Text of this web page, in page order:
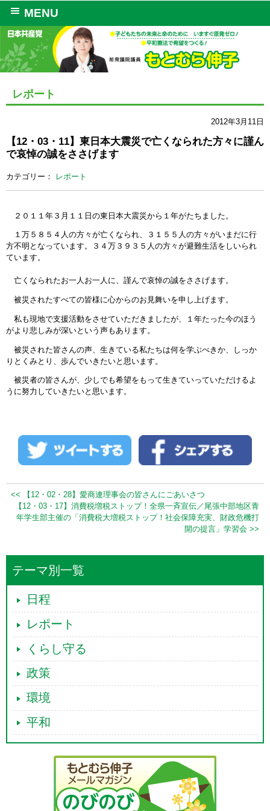
MENU
レポート
2012年3月11日
【12・03・11】東日本大震災で亡くなられた方々に謹ん
で哀悼の誠をささげます
カテゴリー： レポート
２０１１年３月１１日の東日本大震災から１年がたちました。
１万５８５４人の方々が亡くなられ、３１５５人の方々がいまだに行
方不明となっています。３４万３９３５人の方々が避難生活をしいられ
ています。
亡くなられたお一人お一人に、謹んで哀悼の誠をささげます。
被災されたすべての皆様に心からのお見舞いを申し上げます。
私も現地で支援活動をさせていただきましたが、１年たった今のほう
がより悲しみが深いという声もあります。
被災された皆さんの声、生きている私たちは何を学ぶべきか、しっか
りとくみとり、歩んでいきたいと思います。
被災者の皆さんが、少しでも希望をもって生きていっていただけるよ
うに努力していきたいと思います。
<< 【12・02・28】愛商連理事会の皆さんにごあいさつ
【12・03・17】消費税増税ストップ！全県一斉宣伝／尾張中部地区青
年学生部主催の「消費税大増税ストップ！社会保障充実、財政危機打
開の提言」学習会 >>
テーマ別一覧
日程
レポート
くらし守る
政策
環境
平和